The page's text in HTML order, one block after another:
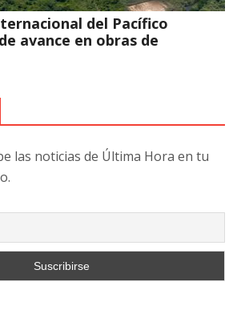
del Pacífico
avance en obras de
las noticias de Última Hora en tu